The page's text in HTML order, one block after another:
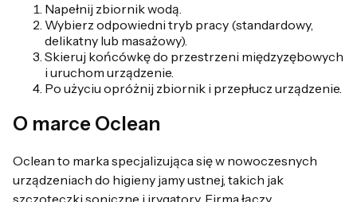
Napełnij zbiornik wodą.
Wybierz odpowiedni tryb pracy (standardowy,
delikatny lub masażowy).
Skieruj końcówkę do przestrzeni międzyzębowych
i uruchom urządzenie.
Po użyciu opróżnij zbiornik i przepłucz urządzenie.
O marce Oclean
Oclean to marka specjalizująca się w nowoczesnych
urządzeniach do higieny jamy ustnej, takich jak
szczoteczki soniczne i irygatory. Firma łączy